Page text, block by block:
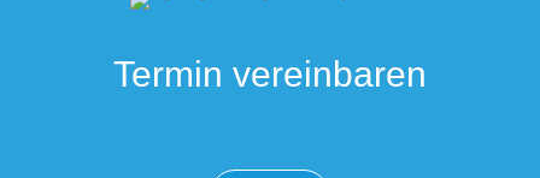
Termin vereinbaren